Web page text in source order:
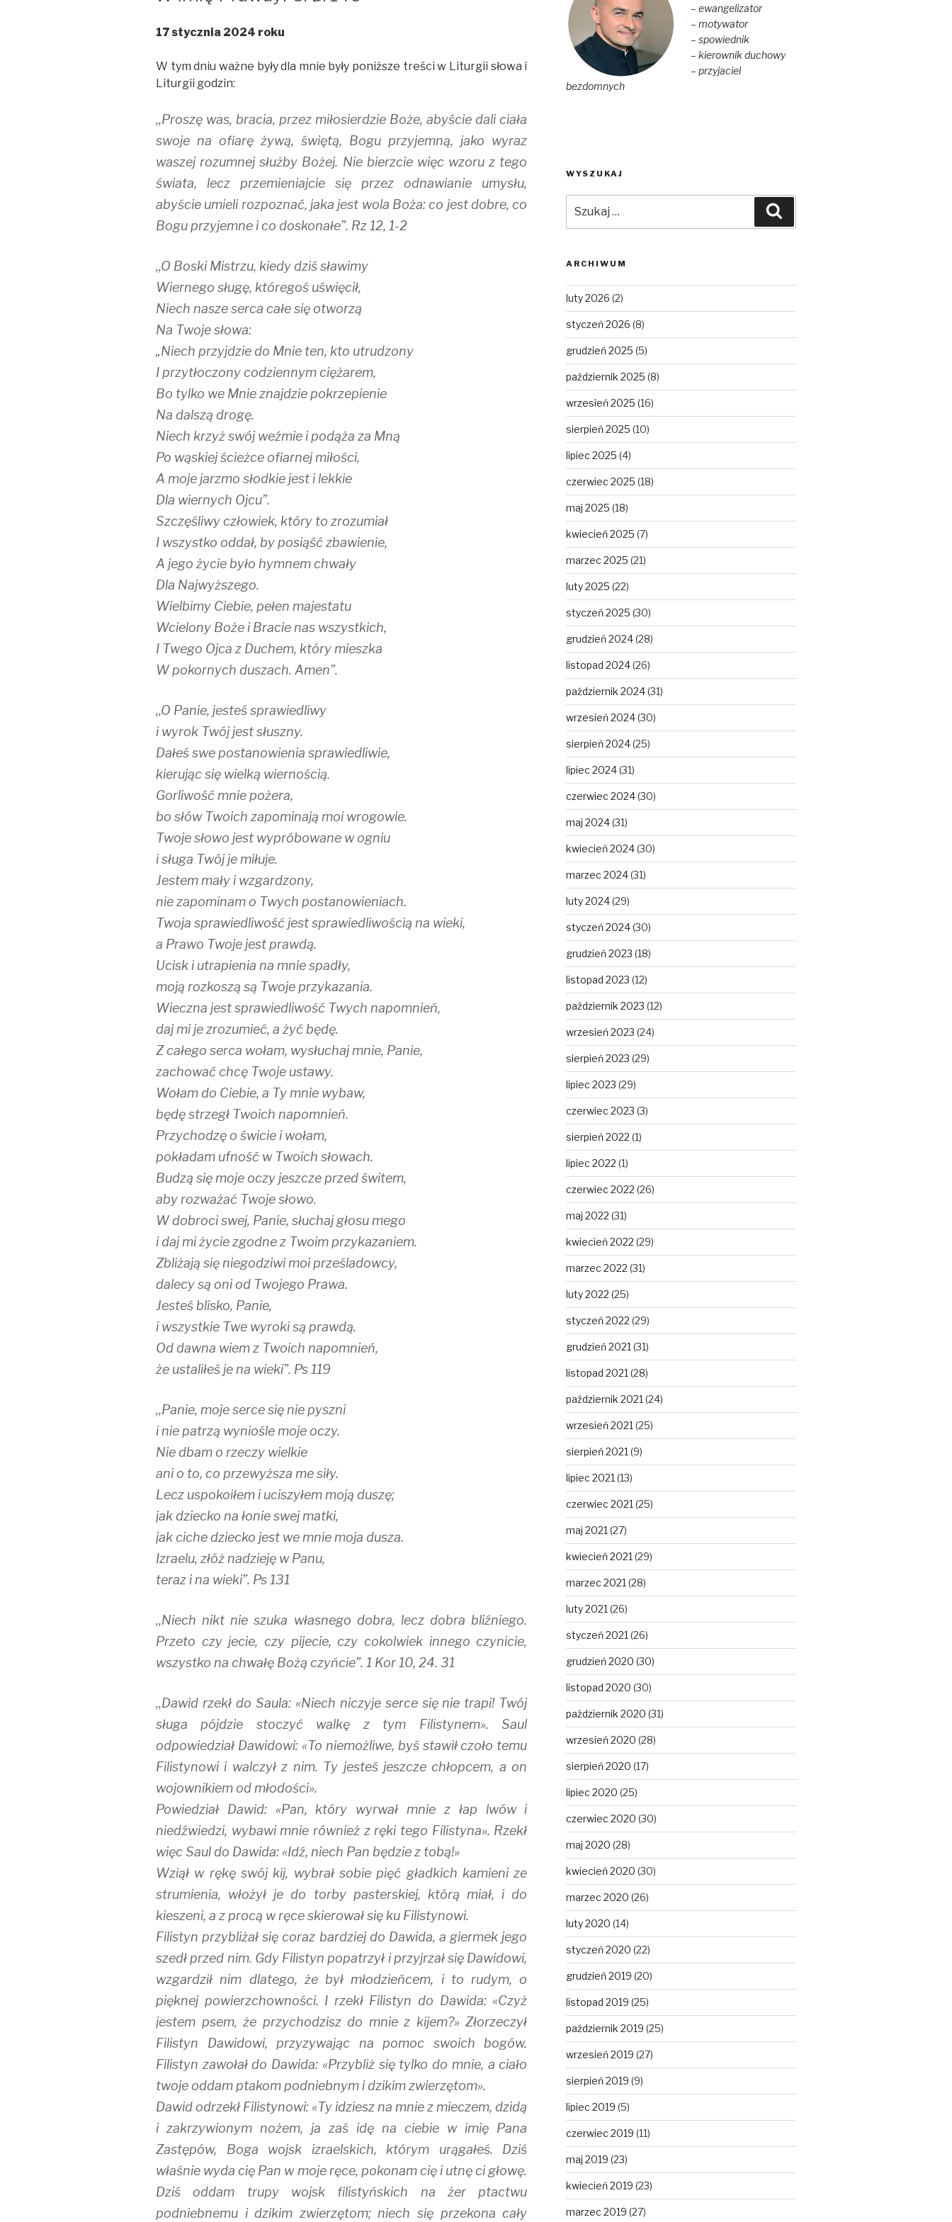
17 stycznia 2024 roku
W tym dniu ważne były dla mnie były poniższe treści w Liturgii słowa i
Liturgii godzin:
,,Proszę was, bracia, przez miłosierdzie Boże, abyście dali ciała
swoje na ofiarę żywą, świętą, Bogu przyjemną, jako wyraz
waszej rozumnej służby Bożej. Nie bierzcie więc wzoru z tego
świata, lecz przemieniajcie się przez odnawianie umysłu,
abyście umieli rozpoznać, jaka jest wola Boża: co jest dobre, co
Bogu przyjemne i co doskonałe”. Rz 12, 1-2
,,O Boski Mistrzu, kiedy dziś sławimy
Wiernego sługę, któregoś uświęcił,
Niech nasze serca całe się otworzą
Na Twoje słowa:
„Niech przyjdzie do Mnie ten, kto utrudzony
I przytłoczony codziennym ciężarem,
Bo tylko we Mnie znajdzie pokrzepienie
Na dalszą drogę.
Niech krzyż swój weźmie i podąża za Mną
Po wąskiej ścieżce ofiarnej miłości,
A moje jarzmo słodkie jest i lekkie
Dla wiernych Ojcu”.
Szczęśliwy człowiek, który to zrozumiał
I wszystko oddał, by posiąść zbawienie,
A jego życie było hymnem chwały
Dla Najwyższego.
Wielbimy Ciebie, pełen majestatu
Wcielony Boże i Bracie nas wszystkich,
I Twego Ojca z Duchem, który mieszka
W pokornych duszach. Amen”.
,,O Panie, jesteś sprawiedliwy
i wyrok Twój jest słuszny.
Dałeś swe postanowienia sprawiedliwie,
kierując się wielką wiernością.
Gorliwość mnie pożera,
bo słów Twoich zapominają moi wrogowie.
Twoje słowo jest wypróbowane w ogniu
i sługa Twój je miłuje.
Jestem mały i wzgardzony,
nie zapominam o Twych postanowieniach.
Twoja sprawiedliwość jest sprawiedliwością na wieki,
a Prawo Twoje jest prawdą.
Ucisk i utrapienia na mnie spadły,
moją rozkoszą są Twoje przykazania.
Wieczna jest sprawiedliwość Twych napomnień,
daj mi je zrozumieć, a żyć będę.
Z całego serca wołam, wysłuchaj mnie, Panie,
zachować chcę Twoje ustawy.
Wołam do Ciebie, a Ty mnie wybaw,
będę strzegł Twoich napomnień.
Przychodzę o świcie i wołam,
pokładam ufność w Twoich słowach.
Budzą się moje oczy jeszcze przed świtem,
aby rozważać Twoje słowo.
W dobroci swej, Panie, słuchaj głosu mego
i daj mi życie zgodne z Twoim przykazaniem.
Zbliżają się niegodziwi moi prześladowcy,
dalecy są oni od Twojego Prawa.
Jesteś blisko, Panie,
i wszystkie Twe wyroki są prawdą.
Od dawna wiem z Twoich napomnień,
że ustaliłeś je na wieki”. Ps 119
,,Panie, moje serce się nie pyszni
i nie patrzą wyniośle moje oczy.
Nie dbam o rzeczy wielkie
ani o to, co przewyższa me siły.
Lecz uspokoiłem i uciszyłem moją duszę;
jak dziecko na łonie swej matki,
jak ciche dziecko jest we mnie moja dusza.
Izraelu, złóż nadzieję w Panu,
teraz i na wieki”. Ps 131
,,Niech nikt nie szuka własnego dobra, lecz dobra bliźniego.
Przeto czy jecie, czy pijecie, czy cokolwiek innego czynicie,
wszystko na chwałę Bożą czyńcie”. 1 Kor 10, 24. 31
,,Dawid rzekł do Saula: «Niech niczyje serce się nie trapi! Twój
sługa pójdzie stoczyć walkę z tym Filistynem». Saul
odpowiedział Dawidowi: «To niemożliwe, byś stawił czoło temu
Filistynowi i walczył z nim. Ty jesteś jeszcze chłopcem, a on
wojownikiem od młodości».
Powiedział Dawid: «Pan, który wyrwał mnie z łap lwów i
niedźwiedzi, wybawi mnie również z ręki tego Filistyna». Rzekł
więc Saul do Dawida: «Idź, niech Pan będzie z tobą!»
Wziął w rękę swój kij, wybrał sobie pięć gładkich kamieni ze
strumienia, włożył je do torby pasterskiej, którą miał, i do
kieszeni, a z procą w ręce skierował się ku Filistynowi.
Filistyn przybliżał się coraz bardziej do Dawida, a giermek jego
szedł przed nim. Gdy Filistyn popatrzył i przyjrzał się Dawidowi,
wzgardził nim dlatego, że był młodzieńcem, i to rudym, o
pięknej powierzchowności. I rzekł Filistyn do Dawida: «Czyż
jestem psem, że przychodzisz do mnie z kijem?» Złorzeczył
Filistyn Dawidowi, przyzywając na pomoc swoich bogów.
Filistyn zawołał do Dawida: «Przybliż się tylko do mnie, a ciało
twoje oddam ptakom podniebnym i dzikim zwierzętom».
Dawid odrzekł Filistynowi: «Ty idziesz na mnie z mieczem, dzidą
i zakrzywionym nożem, ja zaś idę na ciebie w imię Pana
Zastępów, Boga wojsk izraelskich, którym urągałeś. Dziś
właśnie wyda cię Pan w moje ręce, pokonam cię i utnę ci głowę.
Dziś oddam trupy wojsk filistyńskich na żer ptactwu
podniebnemu i dzikim zwierzętom; niech się przekona cały
– ewangelizator
– motywator
– spowiednik
– kierownik duchowy
– przyjaciel
bezdomnych
WYSZUKAJ
ARCHIWUM
luty 2026 (2)
styczeń 2026 (8)
grudzień 2025 (5)
październik 2025 (8)
wrzesień 2025 (16)
sierpień 2025 (10)
lipiec 2025 (4)
czerwiec 2025 (18)
maj 2025 (18)
kwiecień 2025 (7)
marzec 2025 (21)
luty 2025 (22)
styczeń 2025 (30)
grudzień 2024(28)
listopad 2024(26)
październik 2024(31)
wrzesień 2024(30)
sierpień 2024(25)
lipiec 2024(31)
czerwiec 2024(30)
maj 2024(31)
kwiecień 2024(30)
marzec 2024(31)
luty 2024(29)
styczeń 2024(30)
grudzień 2023 (18)
listopad 2023 (12)
październik 2023 (12)
wrzesień 2023 (24)
sierpień 2023 (29)
lipiec 2023 (29)
czerwiec 2023 (3)
sierpień 2022 (1)
lipiec 2022 (1)
czerwiec 2022 (26)
maj 2022 (31)
kwiecień 2022 (29)
marzec 2022 (31)
luty 2022 (25)
styczeń 2022 (29)
grudzień 2021 (31)
listopad 2021 (28)
październik 2021 (24)
wrzesień 2021 (25)
sierpień 2021 (9)
lipiec 2021 (13)
czerwiec 2021 (25)
maj 2021 (27)
kwiecień 2021 (29)
marzec 2021 (28)
luty 2021 (26)
styczeń 2021 (26)
grudzień 2020 (30)
listopad 2020 (30)
październik 2020 (31)
wrzesień 2020 (28)
sierpień 2020 (17)
lipiec 2020 (25)
czerwiec 2020 (30)
maj 2020 (28)
kwiecień 2020 (30)
marzec 2020 (26)
luty 2020 (14)
styczeń 2020 (22)
grudzień 2019 (20)
listopad 2019 (25)
październik 2019 (25)
wrzesień 2019 (27)
sierpień 2019 (9)
lipiec 2019 (5)
czerwiec 2019 (11)
maj 2019 (23)
kwiecień 2019 (23)
marzec 2019 (27)